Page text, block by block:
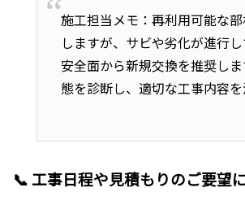
施工担当メモ：再利用可能な
しますが、サビや劣化が進行
安全面から新規交換を推奨し
態を診断し、適切な工事内容を
📞 工事日程や見積もりのご要望